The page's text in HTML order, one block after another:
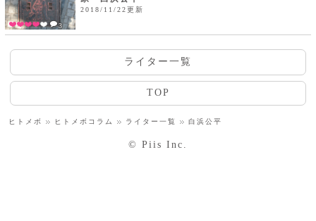
3
2018/11/22更新
ライター一覧
TOP
ヒトメボ ヒトメボコラム ライター一覧 白浜公平
© Piis Inc.